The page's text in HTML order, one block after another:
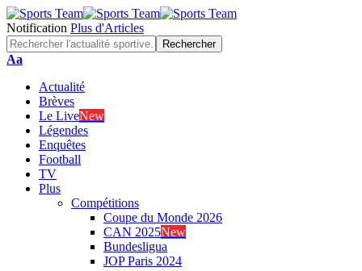
Notification Plus d'Articles
Font
Aa
Actualité
Brèves
Le LiveNew
Légendes
Enquêtes
Football
TV
Plus
Compétitions
Coupe du Monde 2026
CAN 2025New
Bundesligua
JOP Paris 2024